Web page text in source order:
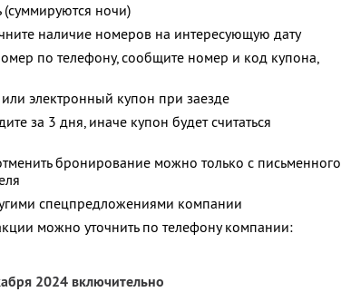
ночи)
наличие номеров на интересующую дату
по телефону, сообщите номер и код купона,
электронный купон при заезде
за 3 дня, иначе купон будет считаться
бронирование можно только с письменного
спецпредложениями компании
можно уточнить по телефону компании:
2024 включительно